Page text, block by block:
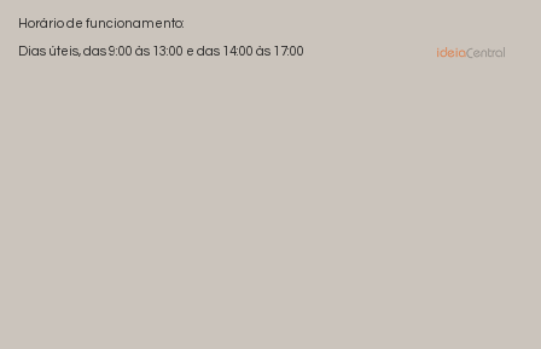
Horário de funcionamento:
Dias úteis, das 9:00 às 13:00 e das 14:00 às 17:00